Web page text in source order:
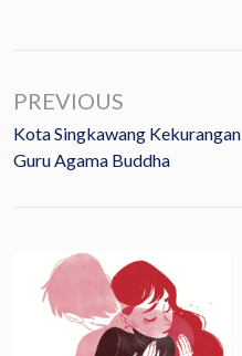
PREVIOUS
Kota Singkawang Kekurangan
Guru Agama Buddha